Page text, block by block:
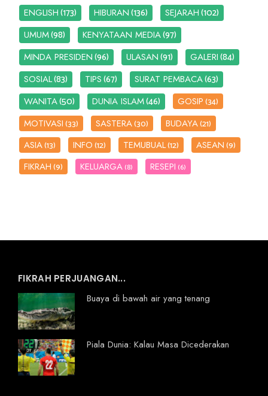
ENGLISH(173) HIBURAN(136) SEJARAH(102)
UMUM(98) KENYATAAN MEDIA(97)
MINDA PRESIDEN(96) ULASAN(91) GALERI(84)
SOSIAL(83) TIPS(67) SURAT PEMBACA(63)
WANITA(50) DUNIA ISLAM(46) GOSIP(34)
MOTIVASI(33) SASTERA(30) BUDAYA(21)
ASIA(13) INFO(12) TEMUBUAL(12) ASEAN(9)
FIKRAH(9) KELUARGA (8) RESEPI (6)
FIKRAH PERJUANGAN...
Buaya di bawah air yang tenang
Piala Dunia: Kalau Masa Dicederakan